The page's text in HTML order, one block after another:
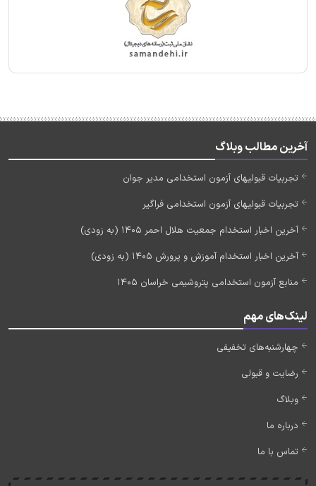
آخرین مطالب وبلاگ
تجربیات قبولیهای آزمون استخدامی مدیر جوان
تجربیات قبولیهای آزمون استخدامی فراگیر
آخرین اخبار استخدام جمعیت هلال احمر 1405 (به زودی)
آخرین اخبار استخدام آموزش و پرورش 1405 (به زودی)
منابع آزمون استخدامی پتروشیمی خراسان 1405
لینک‌های مهم
چهارشنبه‌های تخفیفی
رضایت و قبولی
وبلاگ
درباره ما
تماس با ما